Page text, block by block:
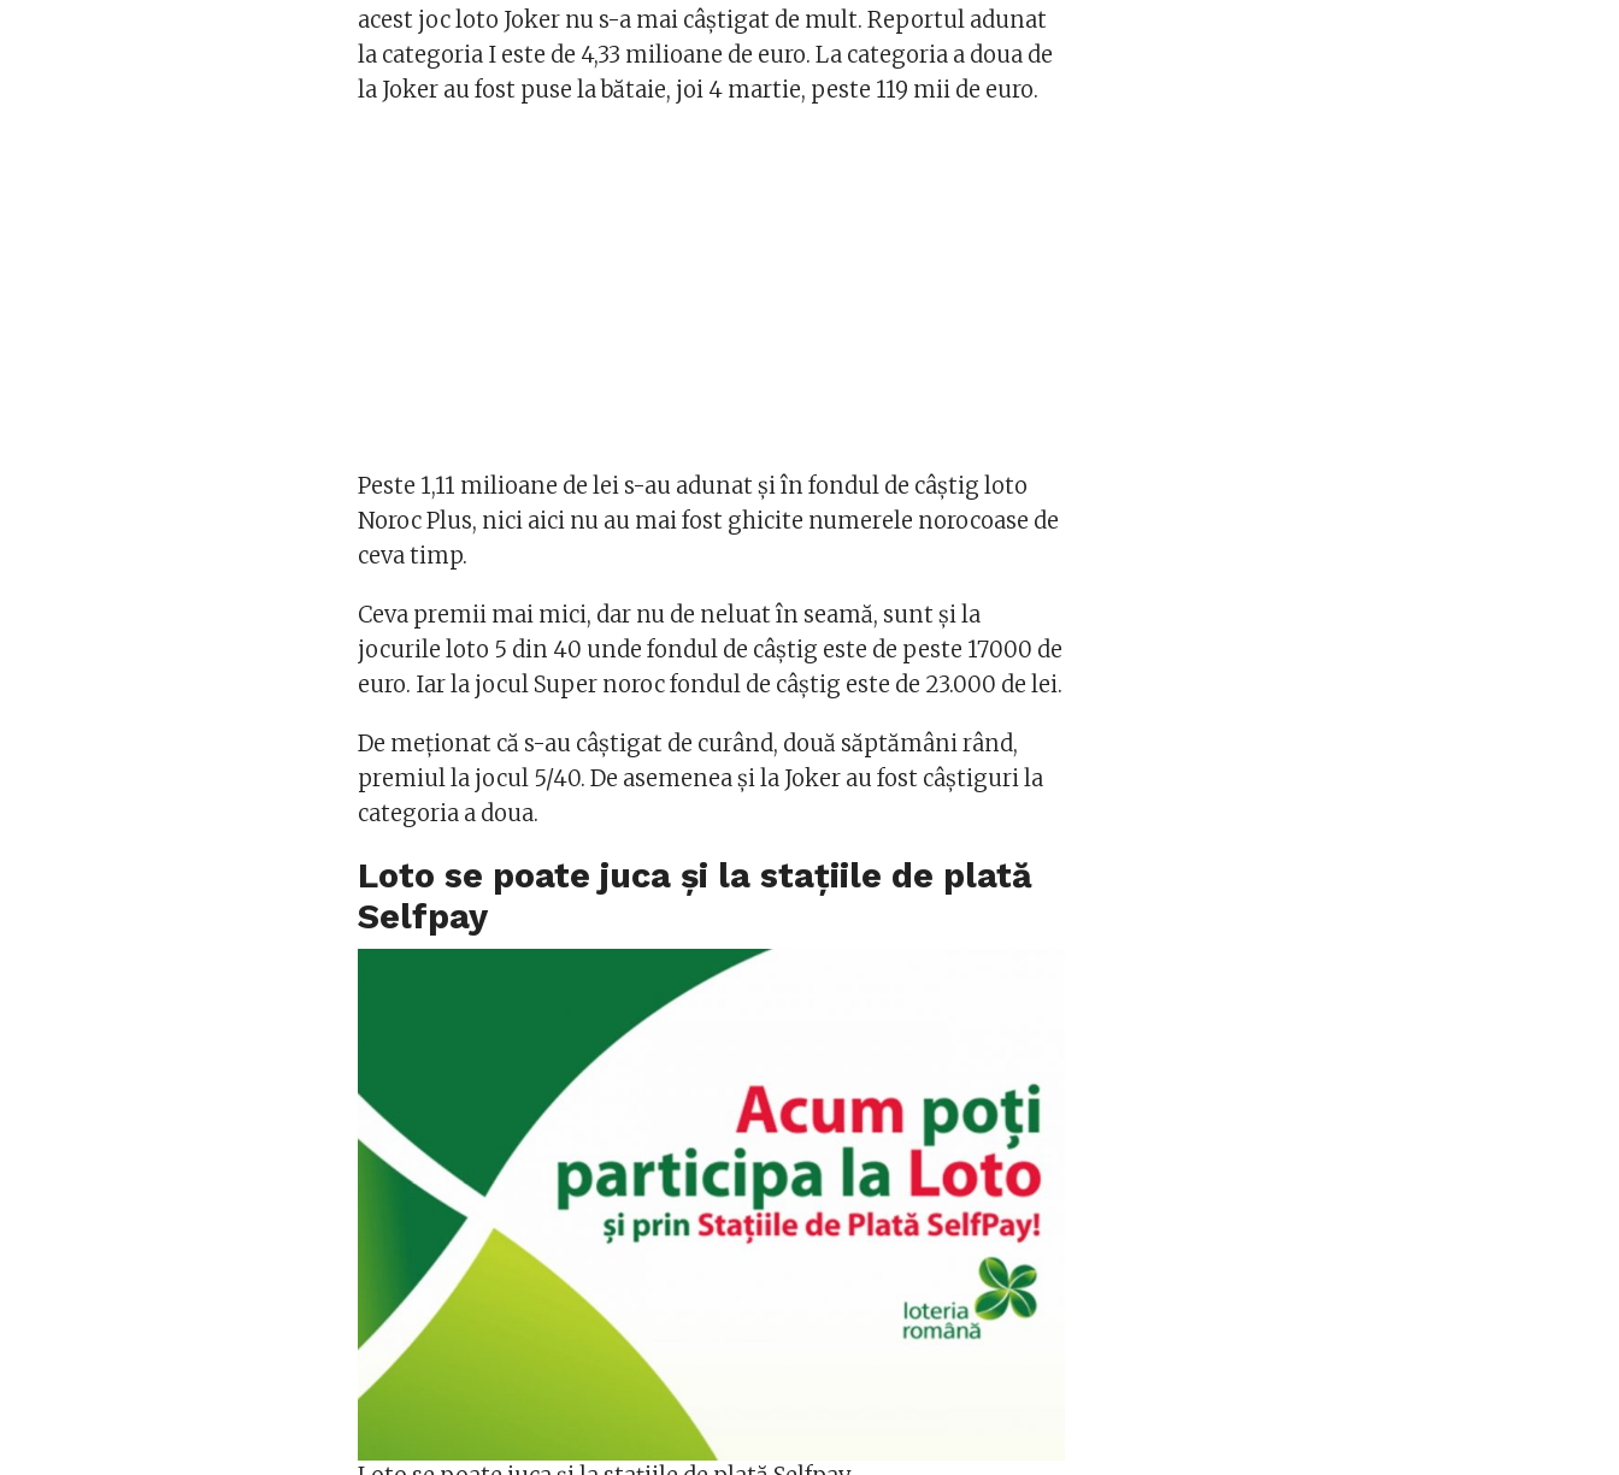
acest joc loto Joker nu s-a mai câștigat de mult. Reportul adunat
la categoria I este de 4,33 milioane de euro. La categoria a doua de
la Joker au fost puse la bătaie, joi 4 martie, peste 119 mii de euro.
Peste 1,11 milioane de lei s-au adunat și în fondul de câștig loto
Noroc Plus, nici aici nu au mai fost ghicite numerele norocoase de
ceva timp.
Ceva premii mai mici, dar nu de neluat în seamă, sunt și la
jocurile loto 5 din 40 unde fondul de câștig este de peste 17000 de
euro. Iar la jocul Super noroc fondul de câștig este de 23.000 de lei.
De meționat că s-au câștigat de curând, două săptămâni rând,
premiul la jocul 5/40. De asemenea și la Joker au fost câștiguri la
categoria a doua.
Loto se poate juca și la stațiile de plată
Selfpay